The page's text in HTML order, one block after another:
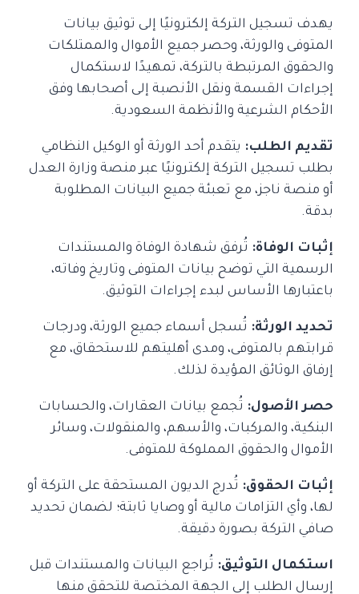
يهدف تسجيل التركة إلكترونيًا إلى توثيق بيانات
المتوفى والورثة، وحصر جميع الأموال والممتلكات
والحقوق المرتبطة بالتركة، تمهيدًا لاستكمال
إجراءات القسمة ونقل الأنصبة إلى أصحابها وفق
الأحكام الشرعية والأنظمة السعودية.
تقديم الطلب: يتقدم أحد الورثة أو الوكيل النظامي
بطلب تسجيل التركة إلكترونيًا عبر منصة وزارة العدل
أو منصة ناجز، مع تعبئة جميع البيانات المطلوبة
بدقة.
إثبات الوفاة: تُرفق شهادة الوفاة والمستندات
الرسمية التي توضح بيانات المتوفى وتاريخ وفاته،
باعتبارها الأساس لبدء إجراءات التوثيق.
تحديد الورثة: تُسجل أسماء جميع الورثة، ودرجات
قرابتهم بالمتوفى، ومدى أهليتهم للاستحقاق، مع
إرفاق الوثائق المؤيدة لذلك.
حصر الأصول: تُجمع بيانات العقارات، والحسابات
البنكية، والمركبات، والأسهم، والمنقولات، وسائر
الأموال والحقوق المملوكة للمتوفى.
إثبات الحقوق: تُدرج الديون المستحقة على التركة أو
لها، وأي التزامات مالية أو وصايا ثابتة؛ لضمان تحديد
صافي التركة بصورة دقيقة.
استكمال التوثيق: تُراجع البيانات والمستندات قبل
إرسال الطلب إلى الجهة المختصة للتحقق منها